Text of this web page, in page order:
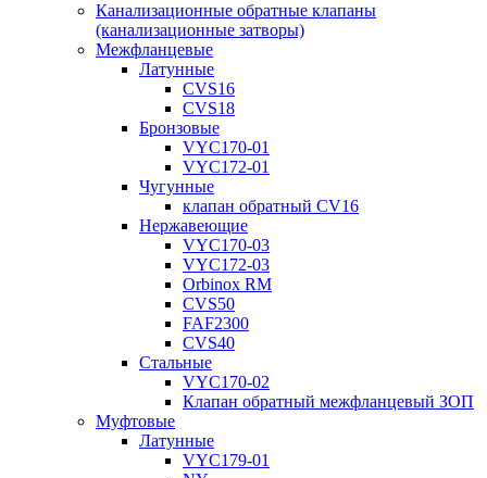
Канализационные обратные клапаны
(канализационные затворы)
Межфланцевые
Латунные
CVS16
CVS18
Бронзовые
VYC170-01
VYC172-01
Чугунные
клапан обратный CV16
Нержавеющие
VYC170-03
VYC172-03
Orbinox RM
CVS50
FAF2300
CVS40
Стальные
VYC170-02
Клапан обратный межфланцевый ЗОП
Муфтовые
Латунные
VYC179-01